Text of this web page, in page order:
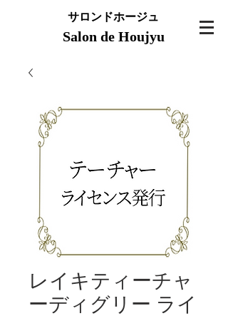
サロンドホージュ
Salon de Houjyu
レイキティーチャ
ーディグリー ライ